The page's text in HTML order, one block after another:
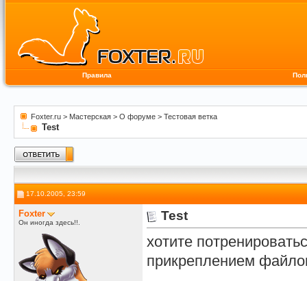
Правила
Foxter.ru > Мастерская > О форуме > Тестовая ветка
Test
17.10.2005, 23:59
Foxter
Он иногда здесь!!. Test
хотите
прикреплением